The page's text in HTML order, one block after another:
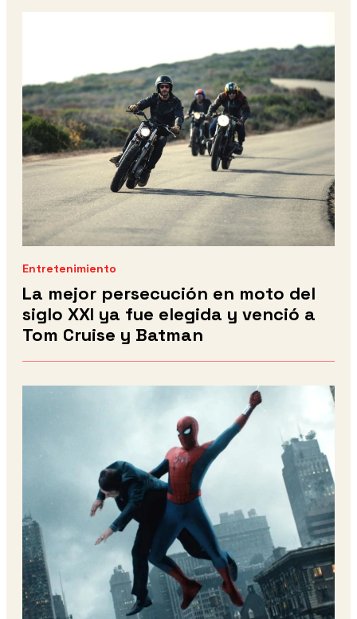
Entretenimiento
La mejor persecución en moto del
siglo XXI ya fue elegida y venció a
Tom Cruise y Batman